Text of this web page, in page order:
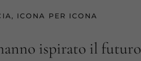
ICONA PER ICONA
ispirato il futuro